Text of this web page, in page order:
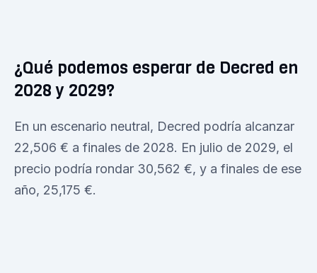
¿Qué podemos esperar de Decred en
2028 y 2029?
En un escenario neutral, Decred podría alcanzar
22,506 € a finales de 2028. En julio de 2029, el
precio podría rondar 30,562 €, y a finales de ese
año, 25,175 €.